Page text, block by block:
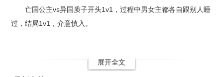
亡国公主vs异国质子开头1v1，过程中男女主都各自跟别人睡
过，结局1v1，介意慎入。
展开全文